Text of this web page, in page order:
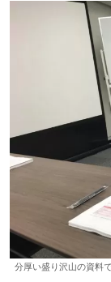
分厚い盛り沢山の資料